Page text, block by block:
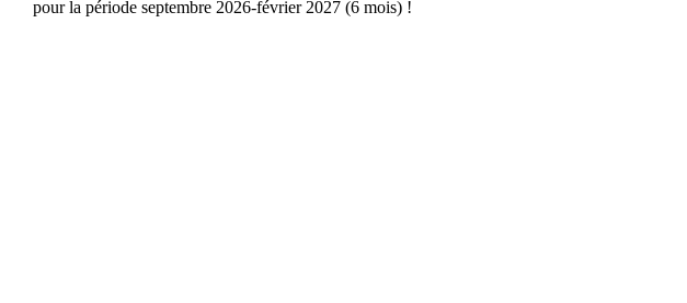
pour la période septembre 2026-février 2027 (6 mois) !